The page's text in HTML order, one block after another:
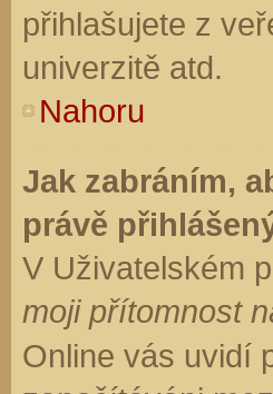
přihlašujete z
univerzitě atd.
Nahoru
Jak zabráním,
právě
V Uživatelském
moji přítomnost
Online vás uvidí